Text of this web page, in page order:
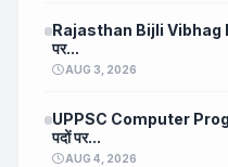
Rajasthan Bijli Vibhag
पर...
AUG 3, 2026
UPPSC Computer
पदों पर...
AUG 4, 2026